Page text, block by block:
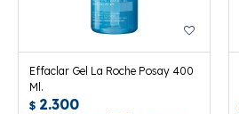
Effaclar Gel La Roche Posay 400
Ml.
$ 2.300